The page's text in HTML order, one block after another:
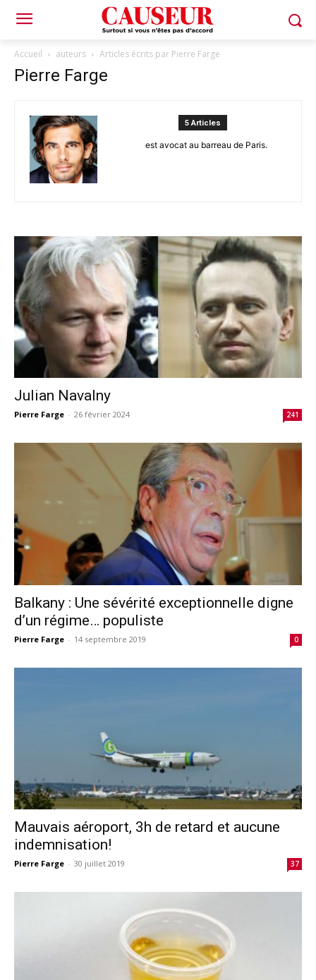
Accueil auteurs Articles écrits par Pierre Farge
Pierre Farge
5 Articles
est avocat au barreau de Paris.
Julian Navalny
Pierre Farge - 26 février 2024 241
Balkany : Une sévérité exceptionnelle digne
d’un régime… populiste
Pierre Farge - 14 septembre 2019 0
Mauvais aéroport, 3h de retard et aucune
indemnisation!
Pierre Farge - 30 juillet 2019 37